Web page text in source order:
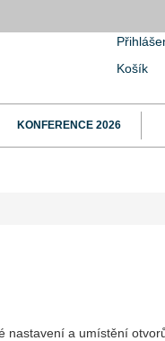
Košík
KONFERENCE 2026
nastavení a umístění